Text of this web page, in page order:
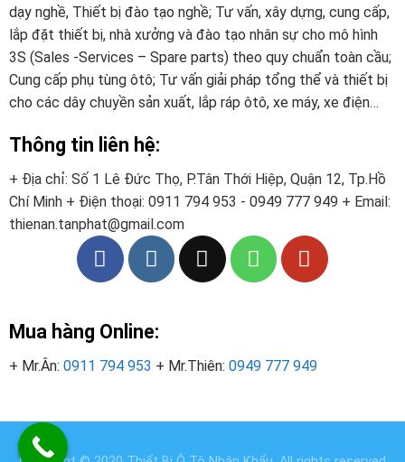
dạy nghề, Thiết bị đào tạo nghề; Tư vấn, xây dựng, cung cấp,
lắp đặt thiết bị, nhà xưởng và đào tạo nhân sự cho mô hình
3S (Sales -Services – Spare parts) theo quy chuẩn toàn cầu;
Cung cấp phụ tùng ôtô; Tư vấn giải pháp tổng thể và thiết bị
cho các dây chuyền sản xuất, lắp ráp ôtô, xe máy, xe điện…
Thông tin liên hệ:
+ Địa chỉ: Số 1 Lê Đức Thọ, P.Tân Thới Hiệp, Quận 12, Tp.Hồ
Chí Minh + Điện thoại: 0911 794 953 - 0949 777 949 + Email:
thienan.tanphat@gmail.com
Mua hàng Online:
+ Mr.Ân: 0911 794 953 + Mr.Thiên: 0949 777 949